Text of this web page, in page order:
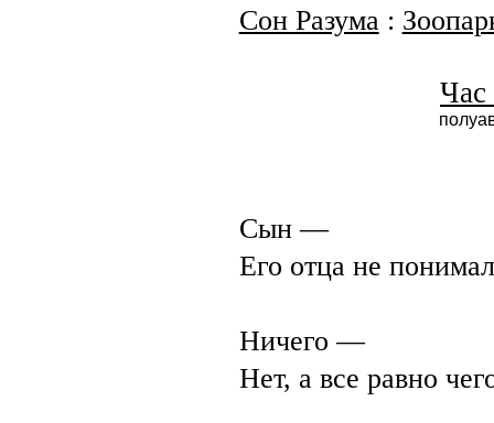
Сон Разума:
Час
Сын —
Его отца не
Ничего —
Нет, а все равно